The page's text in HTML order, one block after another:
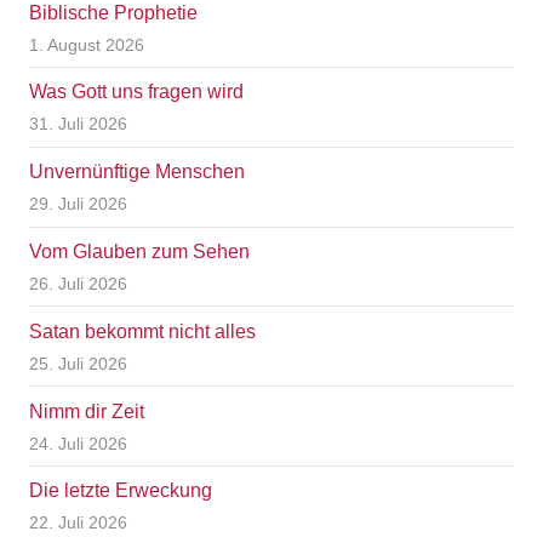
Biblische Prophetie
1. August 2026
Was Gott uns fragen wird
31. Juli 2026
Unvernünftige Menschen
29. Juli 2026
Vom Glauben zum Sehen
26. Juli 2026
Satan bekommt nicht alles
25. Juli 2026
Nimm dir Zeit
24. Juli 2026
Die letzte Erweckung
22. Juli 2026